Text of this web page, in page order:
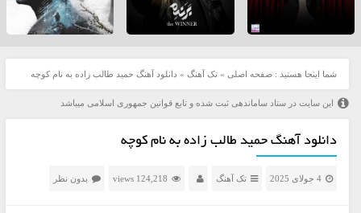
شما اینجا هستید : صفحه اصلی » تک آهنگ » دانلود آهنگ حمید طالب زاده به نام کوچه
این سایت در ستاد ساماندهی ثبت شده و تابع قوانین جمهوری اسلامی میباشد
دانلود آهنگ حمید طالب زاده به نام کوچه
4 جولای 2025 تک آهنگ 124,218 views بدون نظر